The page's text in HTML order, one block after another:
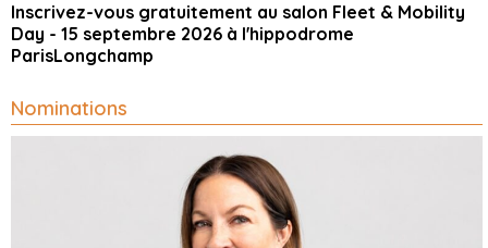
Inscrivez-vous gratuitement au salon Fleet & Mobility
Day - 15 septembre 2026 à l'hippodrome
ParisLongchamp
Nominations